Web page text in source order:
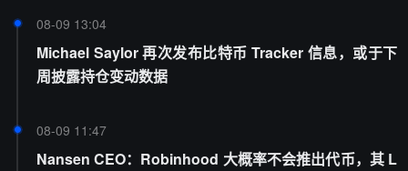
08-09 13:04
Michael Saylor 再次发布比特币 Tracker 信息，或于下
周披露持仓变动数据
08-09 11:47
Nansen CEO：Robinhood 大概率不会推出代币，其 L